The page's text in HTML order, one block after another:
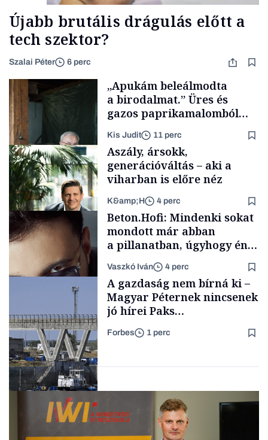
Újabb brutális drágulás előtt a
tech szektor?
Szalai Péter 6 perc
Családi
vállalkozások
„Apukám beleálmodta
a birodalmat.” Üres és
gazos paprikamalomból
lett az igazi családi
fűszersztori
Kis Judit 11 perc
TÁMOGATÓI
Aszály, ársokk,
generációváltás – aki a
viharban is előre néz
K&amp;H 4 perc
Forbes-sztori
Beton.Hofi: Mindenki sokat
mondott már abban
a pillanatban, úgyhogy én
a legsarkosabb
gondolataimat akartam
kimondani
Vaszkó Iván 4 perc
A gazdaság nem bírná ki –
Magyar Péternek nincsenek
jó hírei Paks
újraindításáról
Forbes 1 perc